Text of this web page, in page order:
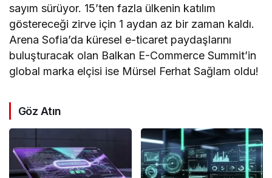
sayım sürüyor. 15’ten fazla ülkenin katılım
göstereceği zirve için 1 aydan az bir zaman kaldı.
Arena Sofia’da küresel e-ticaret paydaşlarını
buluşturacak olan Balkan E-Commerce Summit’in
global marka elçisi ise Mürsel Ferhat Sağlam oldu!
Göz Atın